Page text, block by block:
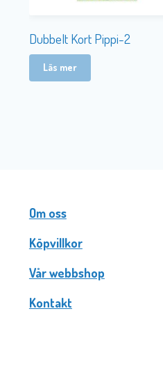
Dubbelt Kort Pippi-2
Läs mer
Om oss
Köpvillkor
Vår webbshop
Kontakt